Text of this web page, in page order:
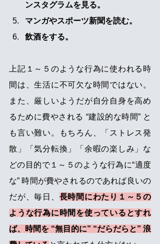
ンスタグラムを見る。
マンガやスポーツ新聞を読む。
飲酒をする。
上記１～５のような行為に使われる時
間は、生活に不可欠な時間ではない。
また、厳しいようだが自分自身を高め
るために費やされる “建設的な時間” と
も言い難い。もちろん、「ストレス発
散」「気分転換」「余暇の楽しみ」な
どの目的で１～５のような行為に“適度
な” 時間が費やされるのであれば良いの
だが、毎日、 長時間にわたり１～５の
ような行為に時間を使っているとすれ
ば、時間を “無目的に” “だらだらと” 浪